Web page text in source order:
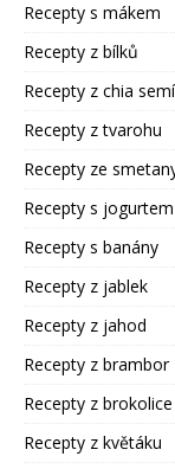
Recepty s mákem
Recepty z bílků
Recepty z chia
Recepty z tvarohu
Recepty ze
Recepty s jogurtem
Recepty s banány
Recepty z jablek
Recepty z jahod
Recepty z brambor
Recepty z brokolice
Recepty z květáku